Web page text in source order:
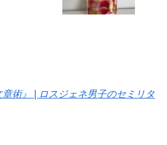
術』 | ロスジェネ男子のセミリタ